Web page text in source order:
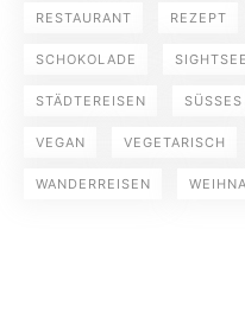
RESTAURANT REZEPT
SCHOKOLADE
STÄDTEREISEN SÜSSES
VEGAN VEGETARISCH
WANDERREISEN